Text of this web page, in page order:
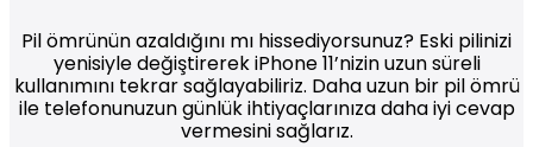
Pil ömrünün azaldığını mı hissediyorsunuz? Eski pilinizi
yenisiyle değiştirerek iPhone 11’nizin uzun süreli
kullanımını tekrar sağlayabiliriz. Daha uzun bir pil ömrü
ile telefonunuzun günlük ihtiyaçlarınıza daha iyi cevap
vermesini sağlarız.